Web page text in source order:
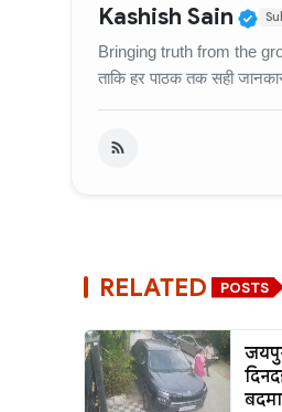
Kashish Sain
Bringing truth from the
ताकि हर पाठक तक सही
RELATED POSTS